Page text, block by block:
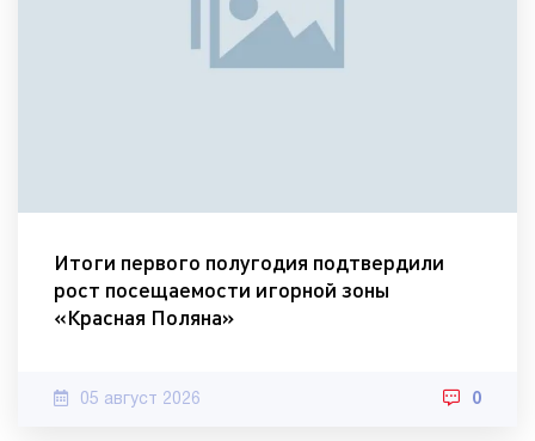
Итоги первого полугодия подтвердили
рост посещаемости игорной зоны
«Красная Поляна»
05 август 2026 0